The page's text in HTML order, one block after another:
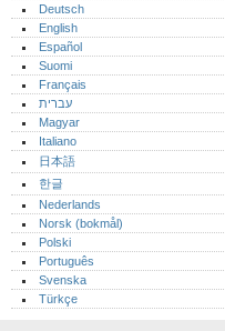
Deutsch
English
Español
Suomi
Français
עברית
Magyar
Italiano
日本語
한글
Nederlands
Norsk (bokmål)‎
Polski
Português‎
Svenska
Türkçe